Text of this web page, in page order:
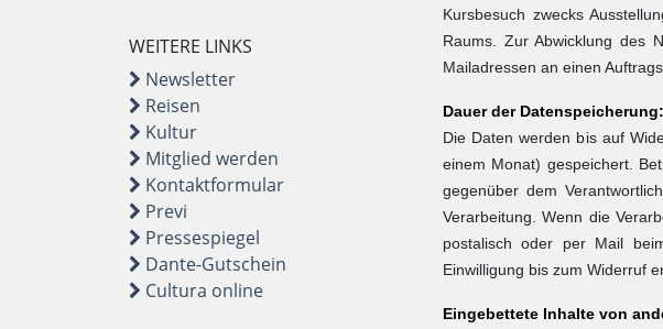
WEITERE LINKS
Newsletter
Reisen
Kultur
Mitglied werden
Kontaktformular
Previ
Pressespiegel
Dante-Gutschein
Cultura online
Kursbesuch zwecks
Raums. Zur Abwicklung des
Mailadressen an einen
Dauer der Datenspeicherung:
Die Daten werden bis auf
einem Monat) gespeichert.
gegenüber dem
Verarbeitung. Wenn die
postalisch oder per Mail
Einwilligung bis zum Widerruf
Eingebettete Inhalte von